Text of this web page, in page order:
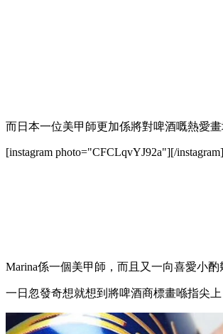
而日本一位美甲師更加係將對啤酒嘅熱愛畫
[instagram photo="CFCLqvYJ92a"][/instagram]
Marina係一個美甲師，而且又一向喜愛小酌
一日忽發奇想就想到將啤酒商標畫喺指尖上